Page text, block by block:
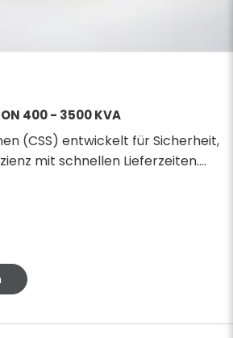
400 - 3500 KVA
(CSS) entwickelt für Sicherheit,
mit schnellen Lieferzeiten....